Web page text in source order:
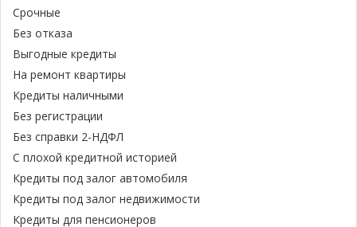
Срочные
Без отказа
Выгодные кредиты
На ремонт квартиры
Кредиты наличными
Без регистрации
Без справки 2-НДФЛ
С плохой кредитной историей
Кредиты под залог автомобиля
Кредиты под залог недвижимости
Кредиты для пенсионеров